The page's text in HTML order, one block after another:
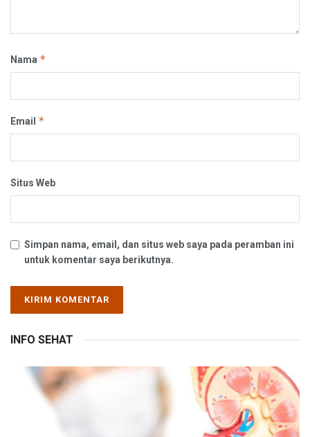
Nama *
Email *
Situs Web
Simpan nama, email, dan situs web saya pada peramban ini
untuk komentar saya berikutnya.
INFO SEHAT